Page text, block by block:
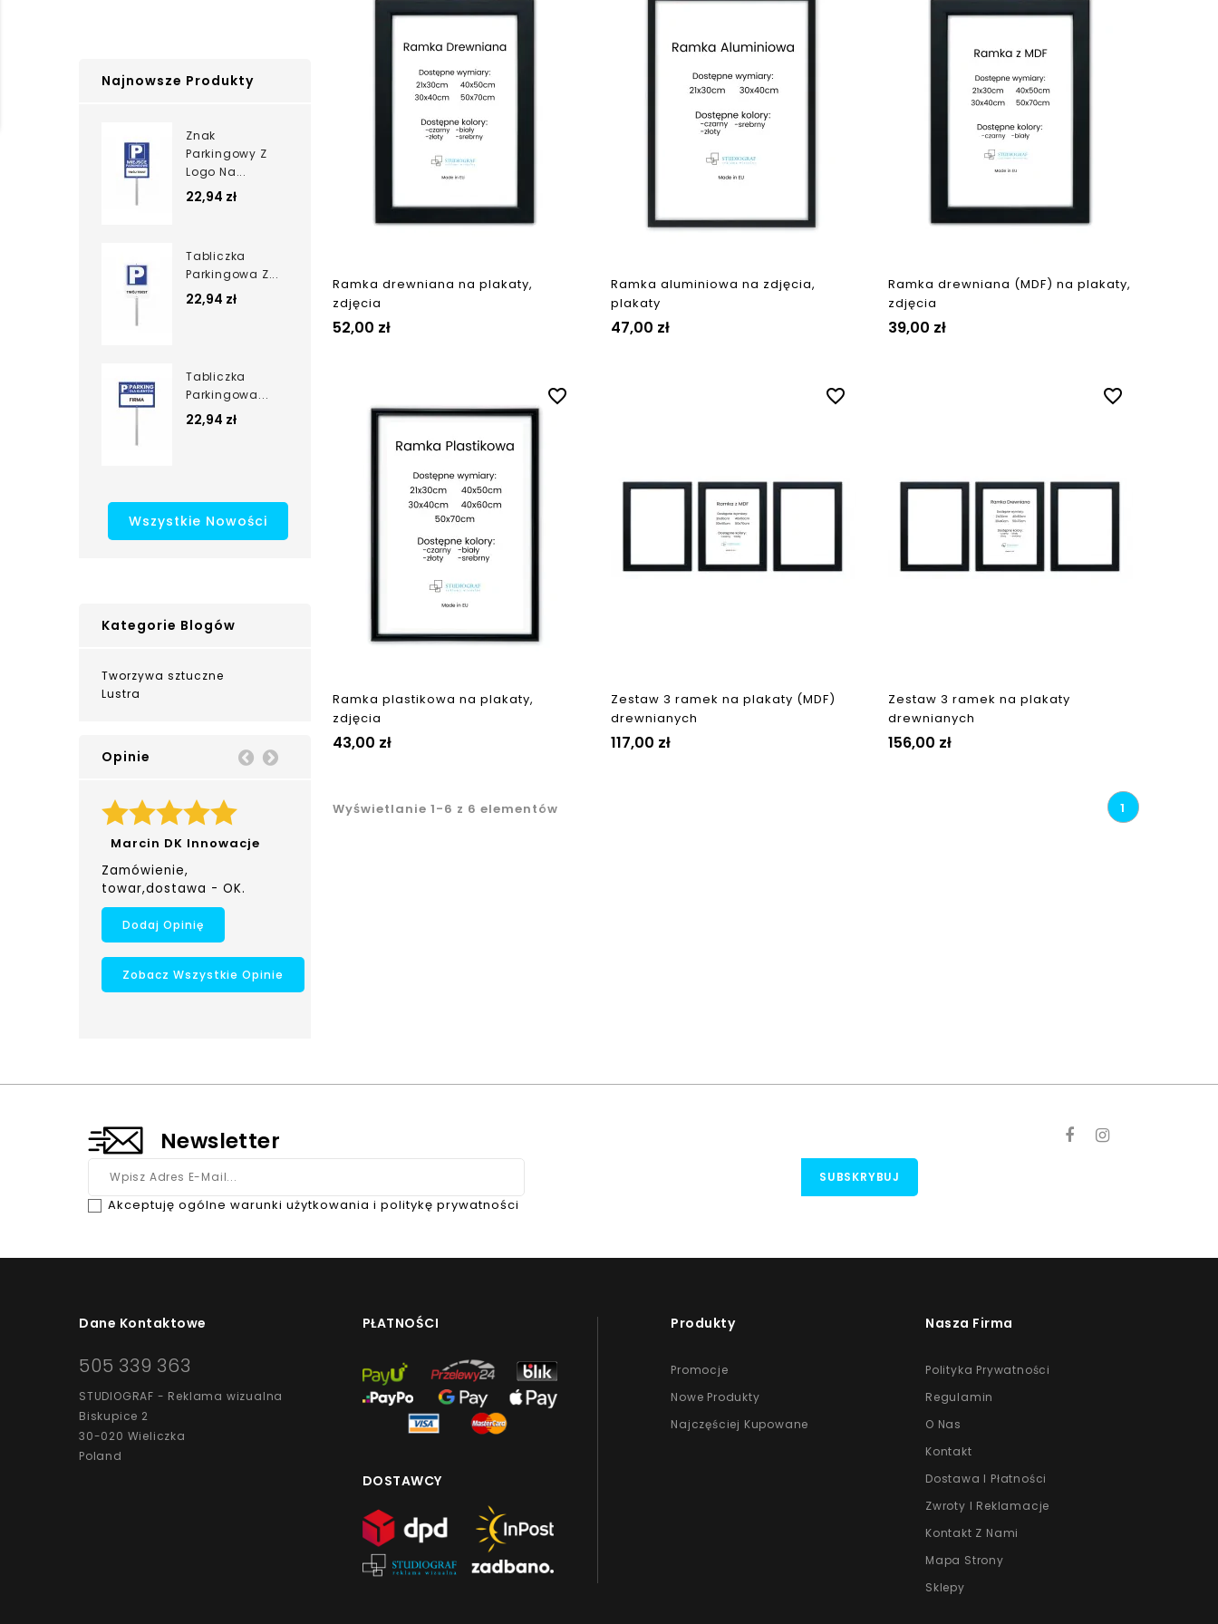
Najnowsze Produkty
Znak
Parkingowy Z
Logo Na...
22,94 zł
Tabliczka
Parkingowa Z...
22,94 zł
Tabliczka
Parkingowa...
22,94 zł
Wszystkie Nowości
Kategorie Blogów
Tworzywa sztuczne
Lustra
Opinie
Marcin DK Innowacje
Zamówienie,
towar,dostawa - OK.
Prev
Dodaj Opinię
Zobacz Wszystkie Opinie
Ramka drewniana na plakaty,
zdjęcia
52,00 zł
Ramka aluminiowa na zdjęcia,
plakaty
47,00 zł
Ramka drewniana (MDF) na plakaty,
zdjęcia
39,00 zł
favorite_border
Ramka plastikowa na plakaty,
zdjęcia
43,00 zł
favorite_border
Zestaw 3 ramek na plakaty (MDF)
drewnianych
117,00 zł
favorite_border
Zestaw 3 ramek na plakaty
drewnianych
156,00 zł
Wyświetlanie 1-6 z 6 elementów 1
Newsletter
Akceptuję ogólne warunki użytkowania i politykę prywatności
Dane Kontaktowe
505 339 363
STUDIOGRAF - Reklama wizualna
Biskupice 2
30-020 Wieliczka
Poland
PŁATNOŚCI
DOSTAWCY
Produkty
Promocje
Nowe Produkty
Najczęściej Kupowane
Nasza Firma
Polityka Prywatności
Regulamin
O Nas
Kontakt
Dostawa I Płatności
Zwroty I Reklamacje
Kontakt Z Nami
Mapa Strony
Sklepy